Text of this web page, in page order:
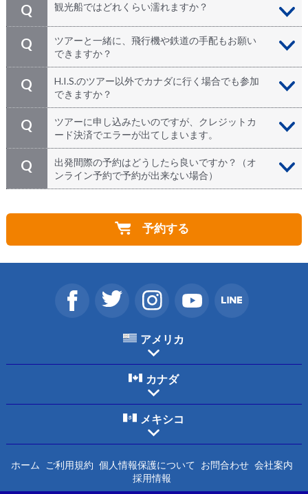
Q 観光船ではどれくらい濡れますか？
A
観光船に乗船する前にビニール製の雨合羽が配られます
が、風の強い日にはかなりの水しぶきを浴びることにな
ります。足元が濡れますので、歩きやすく滑りにくい靴
でご参加ください。
Q
ツアーと一緒に、飛行機や鉄道の手配もお願い
できますか？
A
もちろん承ります！ カナダ国内で移動される場合の航
空券や鉄道およびバスの乗車券などもお気軽にお申し付
けください。ホテルもH.I.S.だけのお得な料金でご利用
いただけます。ツアーにお申し込みの際、「STEP 2 参
加者情報入力」のメモ欄にご記入の上お問い合わせくだ
さい。
Q
H.I.S.のツアー以外でカナダに行く場合でも参加
できますか？
A
どうぞご参加ください。日本発のツアーでカナダにお越
しになる方、個人旅行で来られる方、カナダなど海外に
お住まいの方、どなたでもお申込みいただけます！
Q
ツアーに申し込みたいのですが、クレジットカ
ード決済でエラーが出てしまいます。
A
万が一、カード決済ができない場合は、H.I.S.カナダに
お問い合わせください。担当者が直接対応させていただ
きます。
Q
出発間際の予約はどうしたら良いですか？（オ
ンライン予約で予約が出来ない場合）
316-0937)平日月曜日～金曜日 午前９時から１８時ま
予約する
アメリカ
カナダ
メキシコ
ホーム ご利用規約 個人情報保護について お問合わせ 会社案内
採用情報